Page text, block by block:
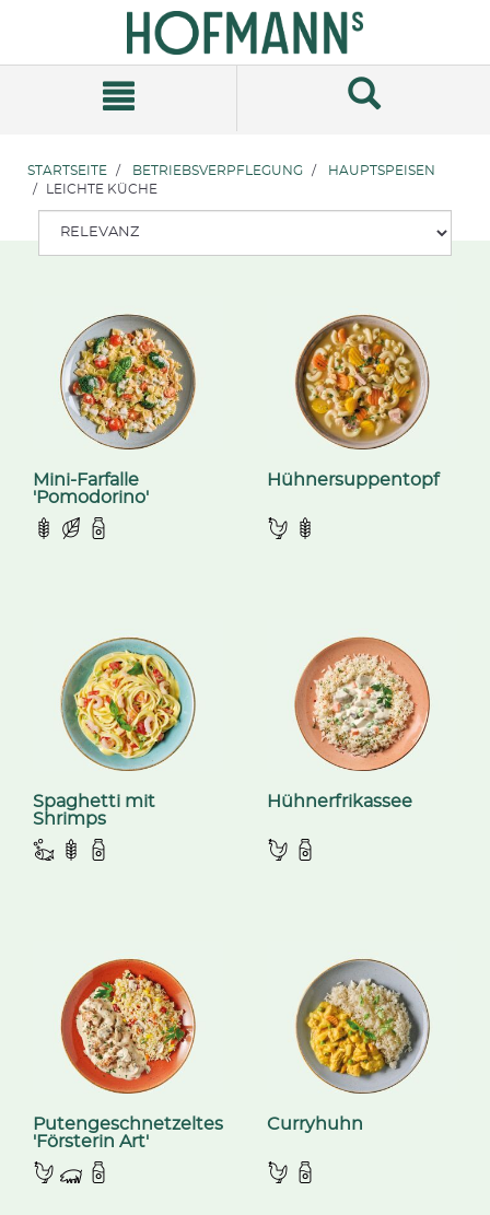
Navigationsmenü
STARTSEITE BETRIEBSVERPFLEGUNG
HAUPTSPEISEN
LEICHTE KÜCHE
Mini-Farfalle
'Pomodorino'
Hühnersuppentopf
Spaghetti mit
Shrimps
Hühnerfrikassee
Putengeschnetzeltes
'Försterin Art'
Curryhuhn